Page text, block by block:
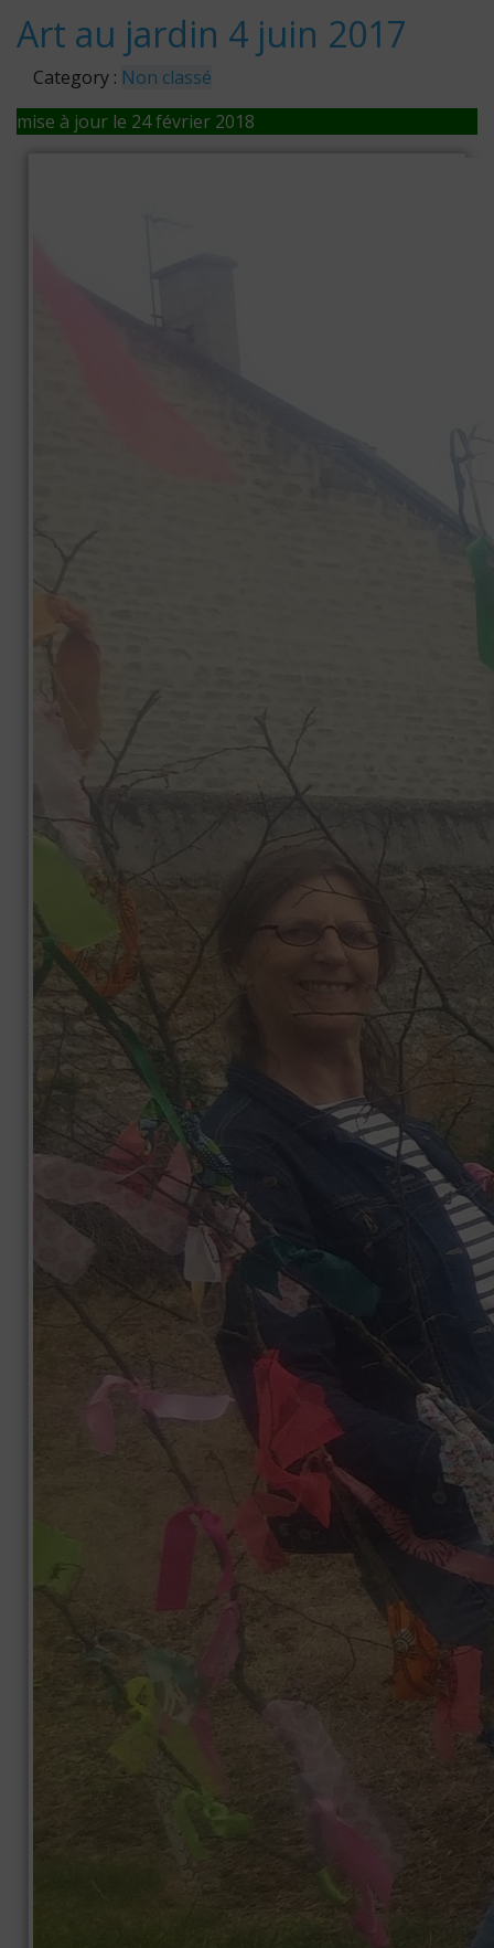
Art au jardin 4 juin 2017
Category : Non classé
mise à jour le 24 février 2018